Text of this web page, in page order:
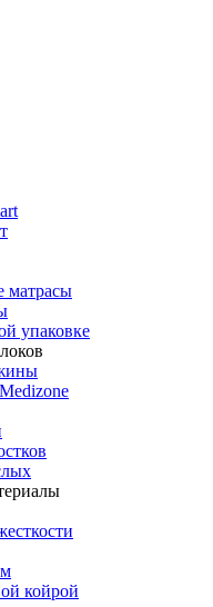
матрасы
упаковке
койрой